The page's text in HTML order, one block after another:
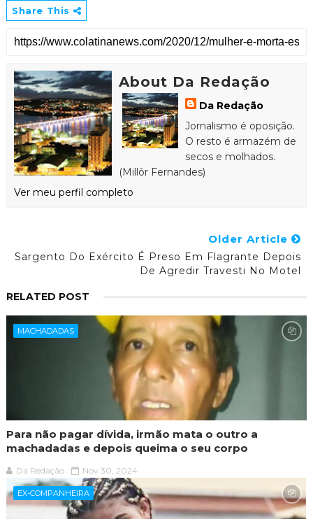
Share This
About Da Redação
Da Redação
Jornalismo é oposição.
O resto é armazém de
secos e molhados.
(Millôr Fernandes)
Ver meu perfil completo
Older Article
Sargento Do Exército É Preso Em Flagrante Depois
De Agredir Travesti No Motel
RELATED POST
MACHADADAS
Para não pagar dívida, irmão mata o outro a
machadadas e depois queima o seu corpo
Da Redação Nov 30, 2024
EX-COMPANHEIRA